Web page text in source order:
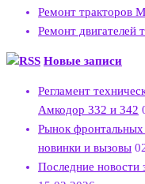
Ремонт тракторов
Ремонт двигателей
Новые записи
Регламент
Амкодор 332 и 342
Рынок
новинки и вызовы
Последние новости